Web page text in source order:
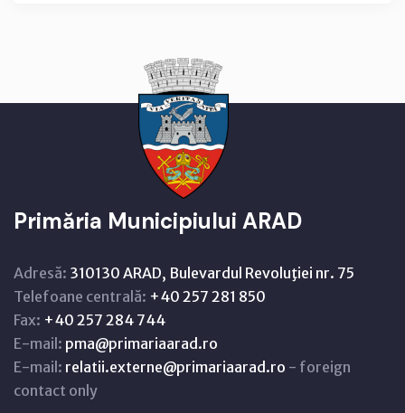
Primăria Municipiului ARAD
Adresă: 310130 ARAD, Bulevardul Revoluţiei nr. 75
Telefoane centrală: +40 257 281 850
Fax: +40 257 284 744
E-mail: pma@primariaarad.ro
E-mail: relatii.externe@primariaarad.ro - foreign
contact only